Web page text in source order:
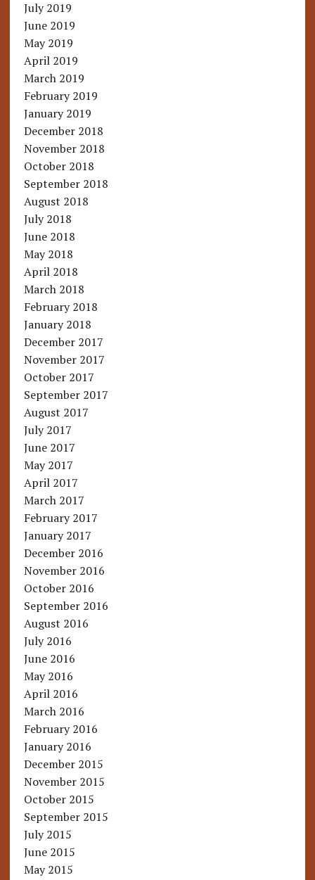
July 2019
June 2019
May 2019
April 2019
March 2019
February 2019
January 2019
December 2018
November 2018
October 2018
September 2018
August 2018
July 2018
June 2018
May 2018
April 2018
March 2018
February 2018
January 2018
December 2017
November 2017
October 2017
September 2017
August 2017
July 2017
June 2017
May 2017
April 2017
March 2017
February 2017
January 2017
December 2016
November 2016
October 2016
September 2016
August 2016
July 2016
June 2016
May 2016
April 2016
March 2016
February 2016
January 2016
December 2015
November 2015
October 2015
September 2015
July 2015
June 2015
May 2015